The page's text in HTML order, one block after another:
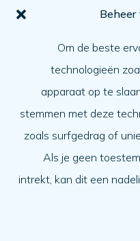
Om de beste
technologieën
apparaat op te
stemmen met deze
zoals surfgedrag of
Als je geen
intrekt, kan dit een